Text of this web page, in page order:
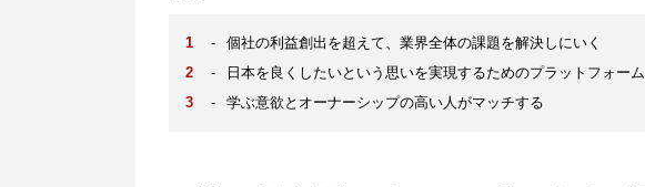
-
個社の利益創出を超えて、業界全体の課題を解決しにいく
-
日本を良くしたいという思いを実現するためのプラットフォーム
-
学ぶ意欲とオーナーシップの高い人がマッチする